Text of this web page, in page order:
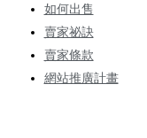
如何出售
賣家祕訣
賣家條款
網站推廣計畫